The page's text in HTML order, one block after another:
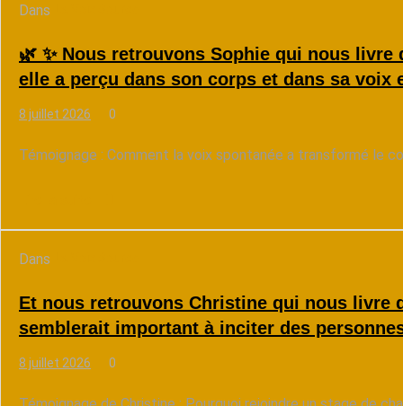
Dans
🌿 ✨ Nous retrouvons Sophie qui nous
elle a perçu dans son corps et dans sa voix
8 juillet 2026 0
Témoignage : Comment la voix spontanée a transformé le
Dans
Et nous retrouvons Christine qui nous livre
semblerait important à inciter des
8 juillet 2026 0